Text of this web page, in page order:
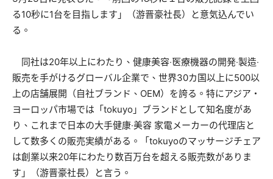
る10秒に1台を目指します」（游晋豪社長）と意気込んでい
る。
同社は20年以上にわたり、健康美容‧医療機器の開発‧製造‧
販売を手がけるグローバル企業で、世界30カ国以上に500以
上の店舗展開（自社ブランド、OEM）を誇る。特にアジア・
ヨーロッパ市場では「tokuyo」ブランドとして知名度があ
り、これまで日本の大手健康‧美容 家電メーカーの代理店と
して数多くの販売実績がある。「tokuyoのマッサージチェア
は創業以来20年にわたり数百万台を超える販売数がありま
す」（游晋豪社長）と言う。